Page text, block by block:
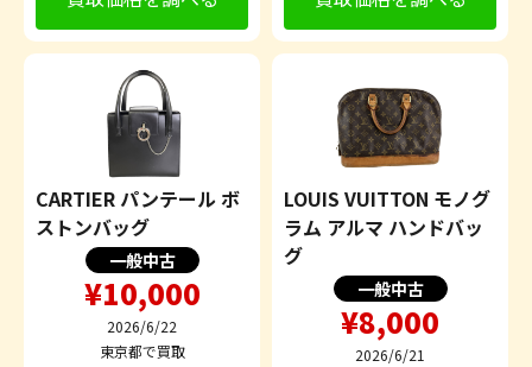
CARTIER パンテール ボ
ストンバッグ
一般中古
¥10,000
2026/6/22
東京都で買取
LOUIS VUITTON モノグ
ラム アルマ ハンドバッ
グ
一般中古
¥8,000
2026/6/21